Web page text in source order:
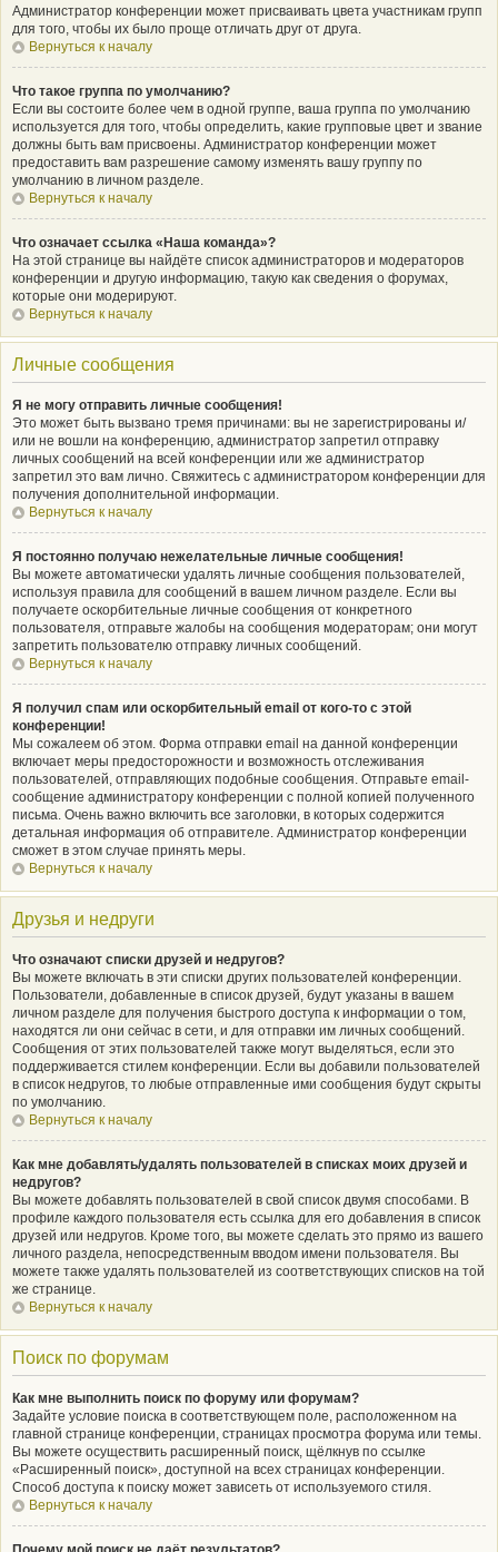
Администратор конференции может присваивать цвета участникам групп
для того, чтобы их было проще отличать друг от друга.
Вернуться к началу
Что такое группа по умолчанию?
Если вы состоите более чем в одной группе, ваша группа по умолчанию
используется для того, чтобы определить, какие групповые цвет и звание
должны быть вам присвоены. Администратор конференции может
предоставить вам разрешение самому изменять вашу группу по
умолчанию в личном разделе.
Вернуться к началу
Что означает ссылка «Наша команда»?
На этой странице вы найдёте список администраторов и модераторов
конференции и другую информацию, такую как сведения о форумах,
которые они модерируют.
Вернуться к началу
Личные сообщения
Я не могу отправить личные сообщения!
Это может быть вызвано тремя причинами: вы не зарегистрированы и/
или не вошли на конференцию, администратор запретил отправку
личных сообщений на всей конференции или же администратор
запретил это вам лично. Свяжитесь с администратором конференции для
получения дополнительной информации.
Вернуться к началу
Я постоянно получаю нежелательные личные сообщения!
Вы можете автоматически удалять личные сообщения пользователей,
используя правила для сообщений в вашем личном разделе. Если вы
получаете оскорбительные личные сообщения от конкретного
пользователя, отправьте жалобы на сообщения модераторам; они могут
запретить пользователю отправку личных сообщений.
Вернуться к началу
Я получил спам или оскорбительный email от кого-то с этой
конференции!
Мы сожалеем об этом. Форма отправки email на данной конференции
включает меры предосторожности и возможность отслеживания
пользователей, отправляющих подобные сообщения. Отправьте email-
сообщение администратору конференции с полной копией полученного
письма. Очень важно включить все заголовки, в которых содержится
детальная информация об отправителе. Администратор конференции
сможет в этом случае принять меры.
Вернуться к началу
Друзья и недруги
Что означают списки друзей и недругов?
Вы можете включать в эти списки других пользователей конференции.
Пользователи, добавленные в список друзей, будут указаны в вашем
личном разделе для получения быстрого доступа к информации о том,
находятся ли они сейчас в сети, и для отправки им личных сообщений.
Сообщения от этих пользователей также могут выделяться, если это
поддерживается стилем конференции. Если вы добавили пользователей
в список недругов, то любые отправленные ими сообщения будут скрыты
по умолчанию.
Вернуться к началу
Как мне добавлять/удалять пользователей в списках моих друзей и
недругов?
Вы можете добавлять пользователей в свой список двумя способами. В
профиле каждого пользователя есть ссылка для его добавления в список
друзей или недругов. Кроме того, вы можете сделать это прямо из вашего
личного раздела, непосредственным вводом имени пользователя. Вы
можете также удалять пользователей из соответствующих списков на той
же странице.
Вернуться к началу
Поиск по форумам
Как мне выполнить поиск по форуму или форумам?
Задайте условие поиска в соответствующем поле, расположенном на
главной странице конференции, страницах просмотра форума или темы.
Вы можете осуществить расширенный поиск, щёлкнув по ссылке
«Расширенный поиск», доступной на всех страницах конференции.
Способ доступа к поиску может зависеть от используемого стиля.
Вернуться к началу